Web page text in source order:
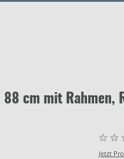
cm mit Rahmen,
Jetzt